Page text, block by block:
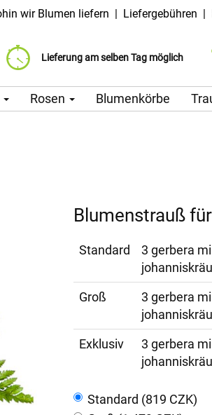
wir Blumen liefern | Liefergebühren |
Lieferung am selben Tag möglich
Liefergebühr ab 99 CZK
Wählen Sie Ihr Lieferdatum
Rosen Blumenkörbe
Blumenstrauß
Standard
3 gerbera
Groß
3 gerbera
Exklusiv
3 gerbera
Standard (819 CZK)